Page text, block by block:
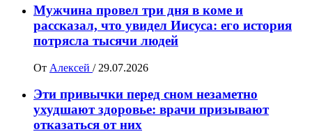
Мужчина провел три дня в коме и
рассказал, что увидел Иисуса: его история
потрясла тысячи людей
От Алексей / 29.07.2026
Эти привычки перед сном незаметно
ухудшают здоровье: врачи призывают
отказаться от них